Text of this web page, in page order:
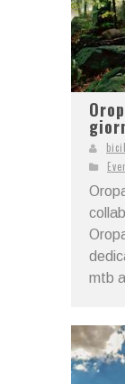
mtb